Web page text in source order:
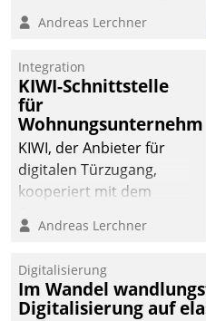
Cockpit für mobile
Datatrain. Die meravis
Wohnungsbau- und
Immobilien GmbH hat
sich dabei für den Betrieb
der Lösung über die SAP
Cloud Platform
Unternehmen am
Andreas Lerchner
Integration
KIWI-Schnittstelle
für
KIWI, der Anbieter für
digitalen Türzugang,
kooperiert mit dem
Softwareentwicklungshaus
Andreas Lerchner
Digitalisierung
Im Wandel
Digitalisierung auf